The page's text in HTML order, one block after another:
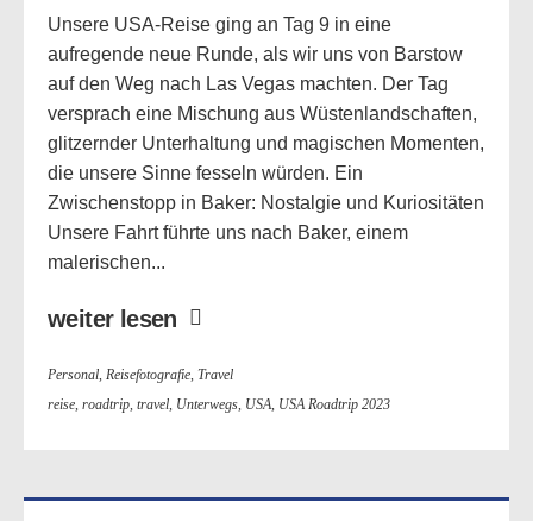
Unsere USA-Reise ging an Tag 9 in eine
aufregende neue Runde, als wir uns von Barstow
auf den Weg nach Las Vegas machten. Der Tag
versprach eine Mischung aus Wüstenlandschaften,
glitzernder Unterhaltung und magischen Momenten,
die unsere Sinne fesseln würden. Ein
Zwischenstopp in Baker: Nostalgie und Kuriositäten
Unsere Fahrt führte uns nach Baker, einem
malerischen...
weiter lesen
Personal, Reisefotografie, Travel
reise, roadtrip, travel, Unterwegs, USA, USA Roadtrip 2023